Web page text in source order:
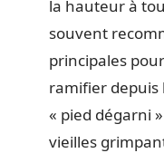
la hauteur à
souvent
principales
ramifier depuis
« pied dégarni
vieilles